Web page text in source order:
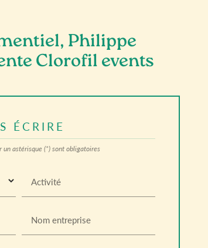
Philippe
Clorofil events
ÉCRIRE
un astérisque (*) sont obligatoires
Activité
Nom entreprise